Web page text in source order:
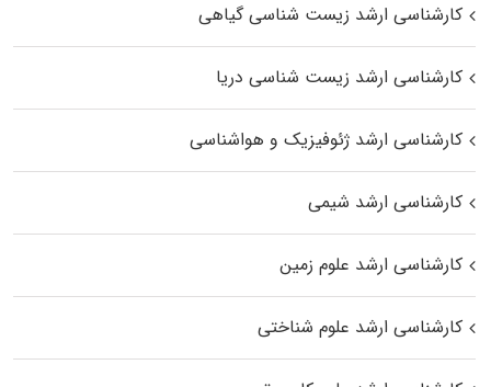
کارشناسی ارشد زیست‌ شناسی گیاهی
کارشناسی ارشد زیست‌ شناسی دریا
کارشناسی ارشد ژئوفیزیک و هواشناسی
کارشناسی ارشد شیمی
کارشناسی ارشد علوم زمین
کارشناسی ارشد علوم شناختی